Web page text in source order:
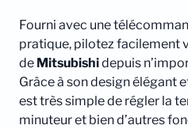
Fourni avec une
pratique, pilotez facilement
de Mitsubishidepuis
Grâce à son design élégant
est très simple de régler la
minuteur et bien d’autres